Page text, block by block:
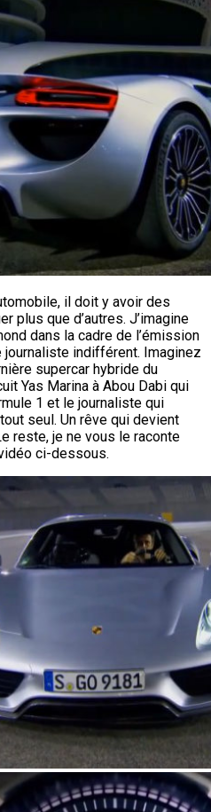
il doit y avoir des
plus que d’autres. J’imagine
dans la cadre de l’émission
journaliste indifférent. Imaginez
supercar hybride du
Yas Marina à Abou Dabi qui
1 et le journaliste qui
seul. Un rêve qui devient
reste, je ne vous le raconte
ci-dessous.